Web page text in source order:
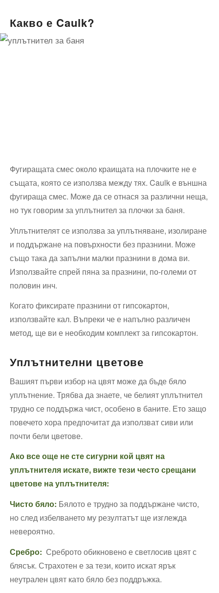
Какво е Caulk?
Фугиращата смес около краищата на плочките не е
същата, която се използва между тях. Caulk е външна
фугираща смес. Може да се отнася за различни неща,
но тук говорим за уплътнител за плочки за баня.
Уплътнителят се използва за уплътняване, изолиране
и поддържане на повърхности без празнини. Може
също така да запълни малки празнини в дома ви.
Използвайте спрей пяна за празнини, по-големи от
половин инч.
Когато фиксирате празнини от гипсокартон,
използвайте кал. Въпреки че е напълно различен
метод, ще ви е необходим комплект за гипсокартон.
Уплътнителни цветове
Вашият първи избор на цвят може да бъде бяло
уплътнение. Трябва да знаете, че белият уплътнител
трудно се поддържа чист, особено в баните. Ето защо
повечето хора предпочитат да използват сиви или
почти бели цветове.
Ако все още не сте сигурни кой цвят на
уплътнителя искате, вижте тези често срещани
цветове на уплътнителя:
Чисто бяло: Бялото е трудно за поддържане чисто,
но след избелването му резултатът ще изглежда
невероятно.
Сребро: Среброто обикновено е светлосив цвят с
блясък. Страхотен е за тези, които искат ярък
неутрален цвят като бяло без поддръжка.